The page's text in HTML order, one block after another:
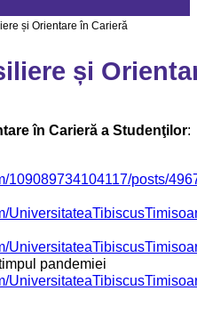
și Orientare în Carieră
și
în Carieră a Studenţilor:
109089734104117/posts/
pandemiei